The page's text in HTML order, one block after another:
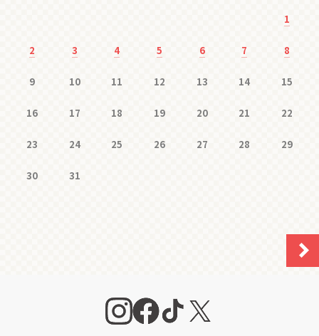
1
2 3 4 5 6 7 8
9 10 11 12 13 14 15
16 17 18 19 20 21 22
23 24 25 26 27 28 29
30 31